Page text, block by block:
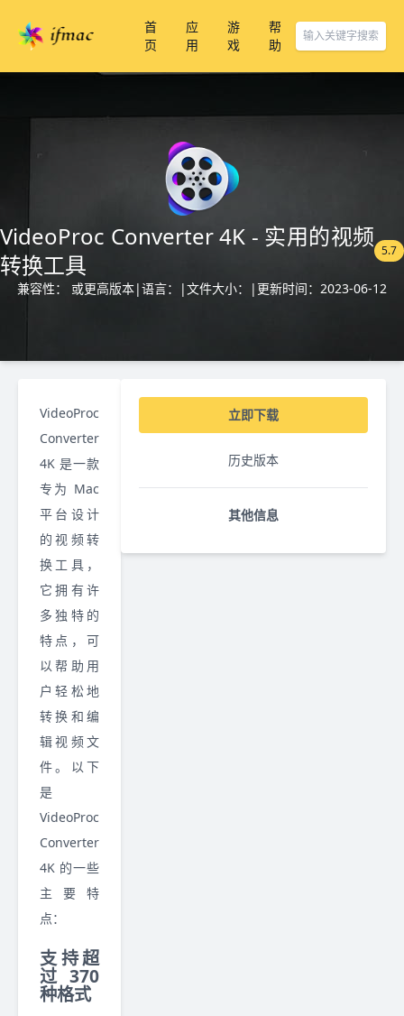
首
页
应
用
游
戏
帮
助
VideoProc Converter 4K - 实用的视频
转换工具
5.7
兼容性： 或更高版本|语言： |文件大小： | 更新时间：2023-06-12
VideoProc
Converter
4K 是一款
专为 Mac
平台设计
的视频转
换工具，
它拥有许
多独特的
特点，可
以帮助用
户轻松地
转换和编
辑视频文
件。以下
是
VideoProc
Converter
4K 的一些
主要特
点：
支持超
过 370
种格式
立即下载
历史版本
其他信息